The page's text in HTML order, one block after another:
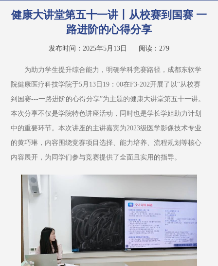
健康大讲堂第五十一讲丨从校赛到国赛 一
路进阶的心得分享
发布时间：2025年5月13日 阅读： 279
为助力学生提升综合能力，明确学科竞赛路径，成都东软学
院健康医疗科技学院于5月13日19：00在F3-202开展了以“从校赛
到国赛---一路进阶的心得分享”为主题的健康大讲堂第五十一讲。
本次分享不仅是学院特色讲座活动，同时也是学长学姐助力计划
中的重要环节。本次讲座的主讲嘉宾为2023级医学影像技术专业
的黄巧琳，内容围绕竞赛项目选择、能力培养、流程规划等核心
内容展开，为同学们参与竞赛提供了全面且实用的指导。